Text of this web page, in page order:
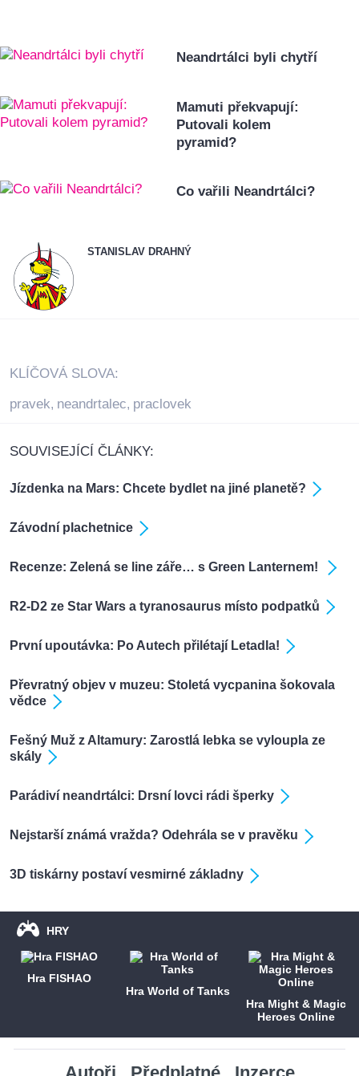
Neandrtálci byli chytří
Mamuti překvapují:
Putovali kolem
pyramid?
Co vařili Neandrtálci?
STANISLAV DRAHNÝ
KLÍČOVÁ SLOVA:
pravek, neandrtalec, praclovek
SOUVISEJÍCÍ ČLÁNKY:
Jízdenka na Mars: Chcete bydlet na jiné planetě?
Závodní plachetnice
Recenze: Zelená se line záře… s Green Lanternem!
R2-D2 ze Star Wars a tyranosaurus místo podpatků
První upoutávka: Po Autech přilétají Letadla!
Převratný objev v muzeu: Stoletá vycpanina šokovala
vědce
Fešný Muž z Altamury: Zarostlá lebka se vyloupla ze
skály
Parádiví neandrtálci: Drsní lovci rádi šperky
Nejstarší známá vražda? Odehrála se v pravěku
3D tiskárny postaví vesmirné základny
HRY
Hra FISHAO
Hra World of Tanks
Hra Might & Magic
Heroes Online